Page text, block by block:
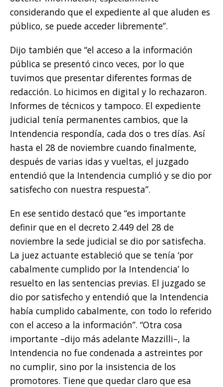
considerando que el expediente al que aluden es
público, se puede acceder libremente”.
Dijo también que “el acceso a la información
pública se presentó cinco veces, por lo que
tuvimos que presentar diferentes formas de
redacción. Lo hicimos en digital y lo rechazaron.
Informes de técnicos y tampoco. El expediente
judicial tenía permanentes cambios, que la
Intendencia respondía, cada dos o tres días. Así
hasta el 28 de noviembre cuando finalmente,
después de varias idas y vueltas, el juzgado
entendió que la Intendencia cumplió y se dio por
satisfecho con nuestra respuesta”.
En ese sentido destacó que “es importante
definir que en el decreto 2.449 del 28 de
noviembre la sede judicial se dio por satisfecha.
La juez actuante estableció que se tenía ‘por
cabalmente cumplido por la Intendencia’ lo
resuelto en las sentencias previas. El juzgado se
dio por satisfecho y entendió que la Intendencia
había cumplido cabalmente, con todo lo referido
con el acceso a la información”. “Otra cosa
importante –dijo más adelante Mazzilli–, la
Intendencia no fue condenada a astreintes por
no cumplir, sino por la insistencia de los
promotores. Tiene que quedar claro que esa